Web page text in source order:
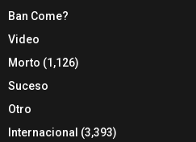
Ban Come?
Video
Morto (1,126)
Suceso
Otro
Internacional (3,393)